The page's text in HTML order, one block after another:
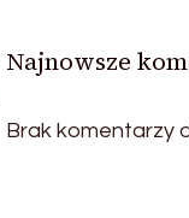
Najnowsze
Brak komentarzy